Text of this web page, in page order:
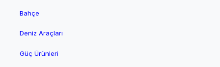
Bahçe
Deniz Araçları
Güç Ürünleri